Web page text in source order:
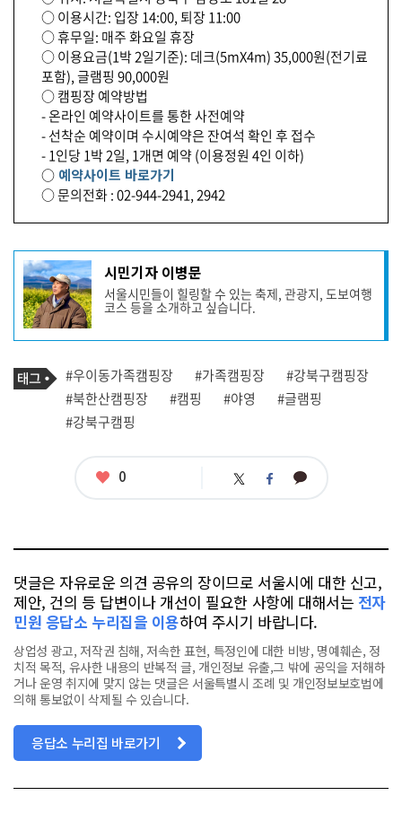
○ 이용시간: 입장 14:00, 퇴장 11:00
○ 휴무일: 매주 화요일 휴장
○ 이용요금(1박 2일기준): 데크(5mX4m) 35,000원(전기료
포함), 글램핑 90,000원
○ 캠핑장 예약방법
- 온라인 예약사이트를 통한 사전예약
- 선착순 예약이며 수시예약은 잔여석 확인 후 접수
- 1인당 1박 2일, 1개면 예약 (이용정원 4인 이하)
○ 예약사이트 바로가기
○ 문의전화 : 02-944-2941, 2942
기
사
작
성
자
프
필
시민기자 이병문
서울시민들이 힐링할 수 있는 축제, 관광지, 도보여행
코스 등을 소개하고 싶습니다.
기
사
관
련
태
태
그
#우이동가족캠핑장 #가족캠핑장
#강북구캠핑장
#북한산캠핑장
#캠핑 #야영
#글램핑
#강북구캠핑
좋
0 트 페 카
댓글은 자유로운 의견 공유의 장이므로 서울시에 대한 신고,
제안, 건의 등 답변이나 개선이 필요한 사항에 대해서는 전자
민원 응답소 누리집을 이용하여 주시기 바랍니다.
상업성 광고, 저작권 침해, 저속한 표현, 특정인에 대한 비방, 명예훼손, 정
치적 목적, 유사한 내용의 반복적 글, 개인정보 유출,그 밖에 공익을 저해하
거나 운영 취지에 맞지 않는 댓글은 서울특별시 조례 및 개인정보보호법에
의해 통보없이 삭제될 수 있습니다.
응답소 누리집 바로가기